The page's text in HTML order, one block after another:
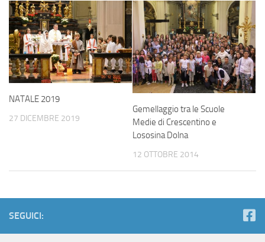
NATALE 2019
27 DICEMBRE 2019
Gemellaggio tra le Scuole
Medie di Crescentino e
Lososina Dolna
12 OTTOBRE 2014
SEGUICI: